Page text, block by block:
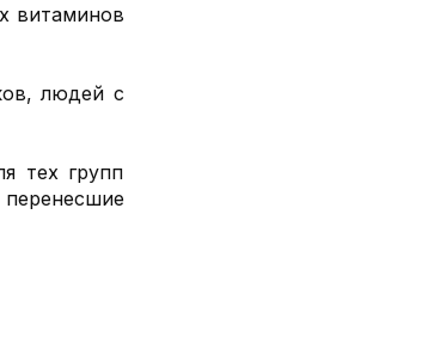
витаминов
людей с
тех групп